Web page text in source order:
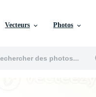
Vecteurs Photos